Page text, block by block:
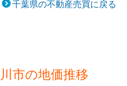
千葉県の不動産売買に戻る
市の地価推移